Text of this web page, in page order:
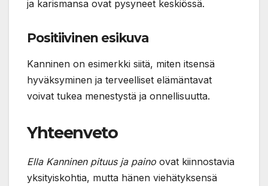
ja karismansa ovat pysyneet keskiössä.
Positiivinen esikuva
Kanninen on esimerkki siitä, miten itsensä
hyväksyminen ja terveelliset elämäntavat
voivat tukea menestystä ja onnellisuutta.
Yhteenveto
Ella Kanninen pituus ja paino ovat kiinnostavia
yksityiskohtia, mutta hänen viehätyksensä